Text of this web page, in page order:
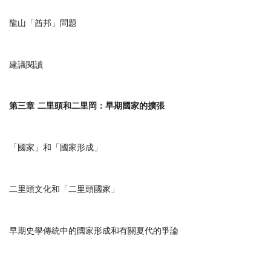
龍山「酋邦」問題
建議閱讀
第三章 二里頭和二里岡：早期國家的擴張
「國家」和「國家形成」
二里頭文化和「二里頭國家」
早期史學傳統中的國家形成和有關夏代的爭論